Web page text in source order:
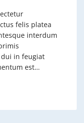
felis platea
interdum
in feugiat
est…